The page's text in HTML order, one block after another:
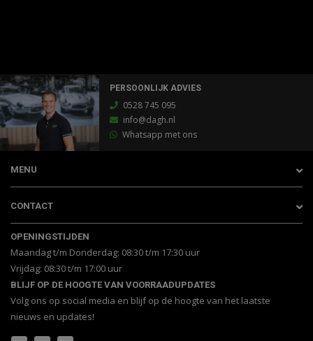
PERSOONLIJK ADVIES
0528 745 095
info@dagh.nl
Whatsapp met ons
MENU
CONTACT
OPENINGSTIJDEN
Maandag t/m Donderdag: 08:30 t/m 17:30 uur
Vrijdag: 08:30 t/m 17:00 uur
BLIJF OP DE HOOGTE VAN VOORRAADUPDATES
Volg ons op social media en blijf op de hoogte van het laatste
nieuws en updates!